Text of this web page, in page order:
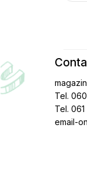
Tel.
Tel.
email-